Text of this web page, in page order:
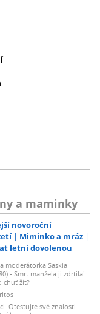
a maminky
novoroční
Miminko a mráz
letní dovolenou
moderátorka Saskia
- Smrt manžela ji zdrtila!
chuť žít?
Otestujte své znalosti